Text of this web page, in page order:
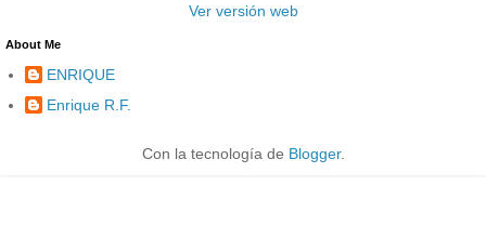
Ver versión web
About Me
ENRIQUE
Enrique R.F.
Con la tecnología de Blogger.